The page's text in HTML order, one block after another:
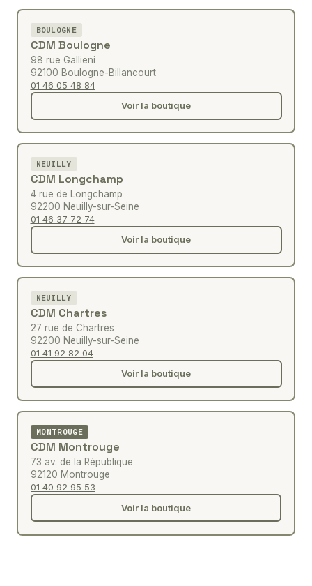
BOULOGNE
CDM Boulogne
98 rue Gallieni
92100 Boulogne-Billancourt
01 46 05 48 84
Voir la boutique
NEUILLY
CDM Longchamp
4 rue de Longchamp
92200 Neuilly-sur-Seine
01 46 37 72 74
Voir la boutique
NEUILLY
CDM Chartres
27 rue de Chartres
92200 Neuilly-sur-Seine
01 41 92 82 04
Voir la boutique
MONTROUGE
CDM Montrouge
73 av. de la République
92120 Montrouge
01 40 92 95 53
Voir la boutique